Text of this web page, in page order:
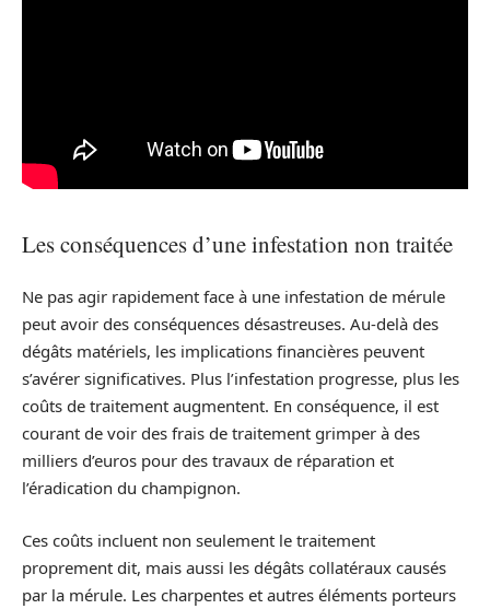
Les conséquences d’une infestation non traitée
Ne pas agir rapidement face à une infestation de mérule
peut avoir des conséquences désastreuses. Au-delà des
dégâts matériels, les implications financières peuvent
s’avérer significatives. Plus l’infestation progresse, plus les
coûts de traitement augmentent. En conséquence, il est
courant de voir des frais de traitement grimper à des
milliers d’euros pour des travaux de réparation et
l’éradication du champignon.
Ces coûts incluent non seulement le traitement
proprement dit, mais aussi les dégâts collatéraux causés
par la mérule. Les charpentes et autres éléments porteurs